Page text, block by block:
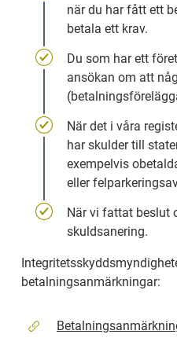
när du har fått ett
betala ett krav.
Du som har ett
ansökan om att
När det i våra
har skulder till
exempelvis
eller
När vi fattat beslut
skuldsanering.
betalningsanmärkningar: